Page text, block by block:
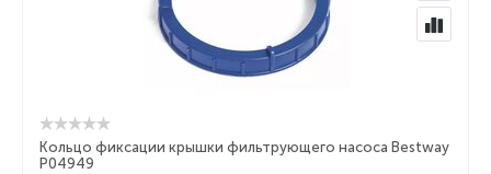
Кольцо фиксации крышки фильтрующего насоса Bestway
P04949